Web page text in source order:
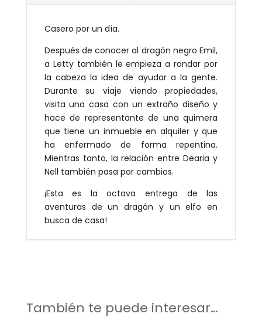
Casero por un día.
Después de conocer al dragón negro Emil,
a Letty también le empieza a rondar por
la cabeza la idea de ayudar a la gente.
Durante su viaje viendo propiedades,
visita una casa con un extraño diseño y
hace de representante de una quimera
que tiene un inmueble en alquiler y que
ha enfermado de forma repentina.
Mientras tanto, la relación entre Dearia y
Nell también pasa por cambios.
¡Esta es la octava entrega de las
aventuras de un dragón y un elfo en
busca de casa!
También te puede interesar…